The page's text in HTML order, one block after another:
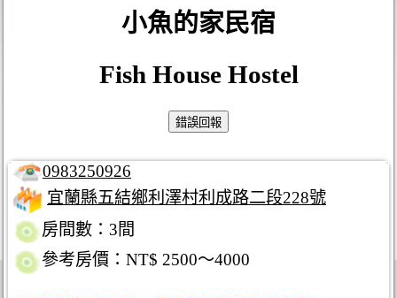
小魚的家民宿
Fish House Hostel
0983250926
宜蘭縣五結鄉利澤村利成路二段228號
房間數：3間
參考房價：NT$ 2500～4000